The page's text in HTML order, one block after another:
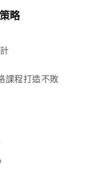
略
課程打造不敗